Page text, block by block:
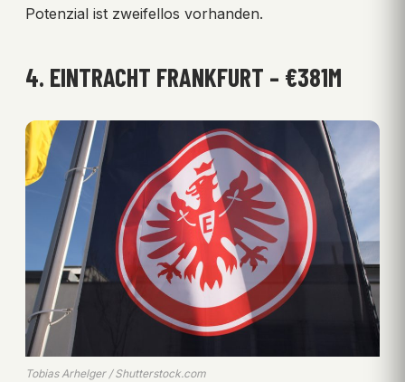
Potenzial ist zweifellos vorhanden.
4. EINTRACHT FRANKFURT – €381M
Tobias Arhelger / Shutterstock.com